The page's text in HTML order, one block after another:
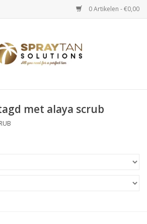
0 Artikelen - €0,00
met alaya scrub